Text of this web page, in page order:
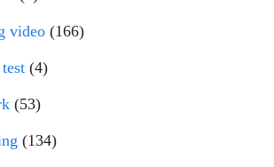
video (166)
(4)
(53)
(134)